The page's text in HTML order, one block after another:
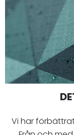
Vi har